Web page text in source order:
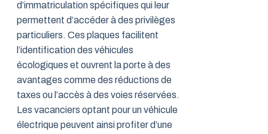
d’immatriculation spécifiques qui leur
permettent d’accéder à des privilèges
particuliers. Ces plaques facilitent
l’identification des véhicules
écologiques et ouvrent la porte à des
avantages comme des réductions de
taxes ou l’accès à des voies réservées.
Les vacanciers optant pour un véhicule
électrique peuvent ainsi profiter d’une